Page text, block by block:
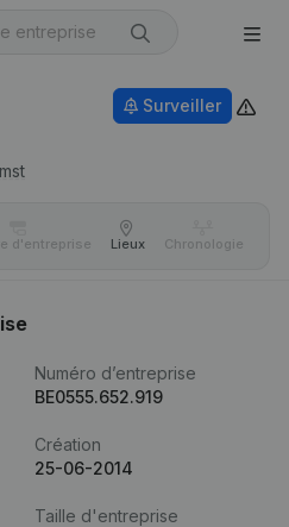
Surveiller
d'entreprise Lieux Chronologie
Numéro d’entreprise
BE0555.652.919
Création
25-06-2014
Taille d'entreprise